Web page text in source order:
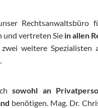
und vertreten Sie in allen
weitere Spezialisten
sowohl an
benötigen. Mag. Dr.